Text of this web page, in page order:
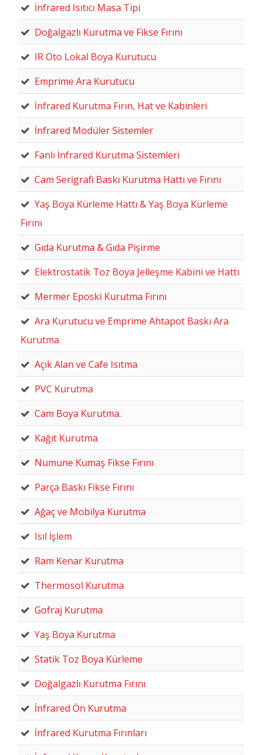
İnfrared Isıtıcı Masa Tipi
Doğalgazlı Kurutma ve Fikse Fırını
IR Oto Lokal Boya Kurutucu
Emprime Ara Kurutucu
İnfrared Kurutma Fırın, Hat ve Kabinleri
İnfrared Modüler Sistemler
Fanlı İnfrared Kurutma Sistemleri
Cam Serigrafi Baskı Kurutma Hattı ve Fırını
Yaş Boya Kürleme Hattı & Yaş Boya Kürleme
Fırını
Gıda Kurutma & Gıda Pişirme
Elektrostatik Toz Boya Jelleşme Kabini ve Hattı
Mermer Eposki Kurutma Fırını
Ara Kurutucu ve Emprime Ahtapot Baskı Ara
Kurutma
Açık Alan ve Cafe Isıtma
PVC Kurutma
Cam Boya Kurutma.
Kağıt Kurutma
Numune Kumaş Fikse Fırını
Parça Baskı Fikse Fırını
Ağaç ve Mobilya Kurutma
Isıl İşlem
Ram Kenar Kurutma
Thermosol Kurutma
Gofraj Kurutma
Yaş Boya Kurutma
Statik Toz Boya Kürleme
Doğalgazlı Kurutma Fırını
İnfrared Ön Kurutma
İnfrared Kurutma Fırınları